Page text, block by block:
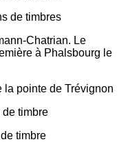
de timbres
Chatrian. Le
à Phalsbourg le
la pointe de Trévignon
timbre
timbre